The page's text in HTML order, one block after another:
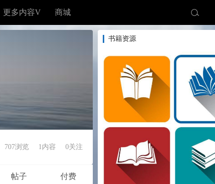
更多内容V 商城
书籍资源
707浏览 1内容 0关注
帖子 付费